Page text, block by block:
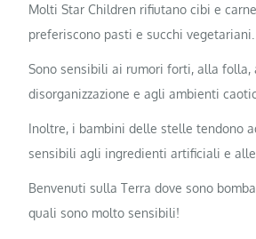
Molti Star Children rifiutano cibi e
preferiscono pasti e succhi vegetariani.
Sono sensibili ai rumori forti, alla folla,
disorganizzazione e agli ambienti
Inoltre, i bambini delle stelle tendono
sensibili agli ingredienti artificiali e alle
Benvenuti sulla Terra dove sono
quali sono molto sensibili!